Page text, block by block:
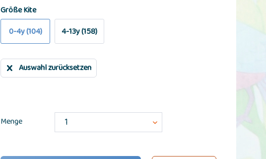
Größe Kite
0-4y (104)
4-13y (158)
Auswahl zurücksetzen
Menge